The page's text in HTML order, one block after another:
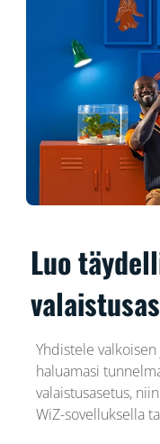
Luo
Yhdistele valkoisen
haluamasi
valaistusasetus,
WiZ-sovelluksella